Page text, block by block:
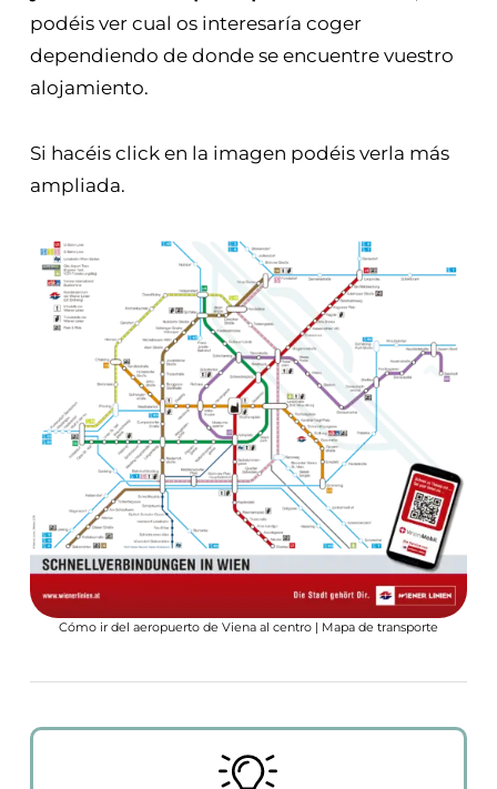
podéis ver cual os interesaría coger
dependiendo de donde se encuentre vuestro
alojamiento.
Si hacéis click en la imagen podéis verla más
ampliada.
Cómo ir del aeropuerto de Viena al centro | Mapa de transporte